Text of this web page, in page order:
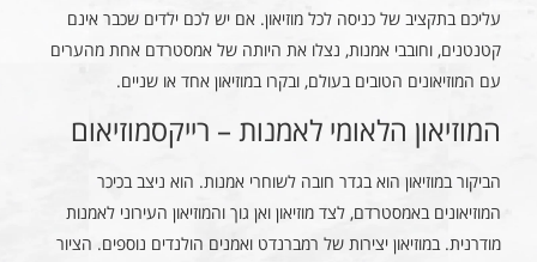
עליכם בתקציב של כניסה לכל מוזיאון. אם יש לכם ילדים שכבר אינם
קטנטנים, וחובבי אמנות, נצלו את היותה של אמסטרדם אחת מהערים
עם המוזיאונים הטובים בעולם, ובקרו במוזיאון אחד או שניים.
המוזיאון הלאומי לאמנות – רייקסמוזיאום
הביקור במוזיאון הוא בגדר חובה לשוחרי אמנות. הוא ניצב בכיכר
המוזיאונים באמסטרדם, לצד מוזיאון ואן גוך והמוזיאון העירוני לאמנות
מודרנית. במוזיאון יצירות של רמברנדט ואמנים הולנדים נוספים. הציור